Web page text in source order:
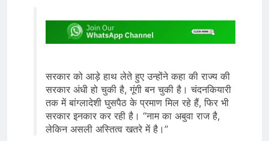
सरकार को आड़े हाथ लेते हुए उन्होंने कहा की राज्य की
सरकार अंधी हो चुकी है, गूंगी बन चुकी है। चंदनकियारी
तक में बांग्लादेशी घुसपैठ के प्रमाण मिल रहे हैं, फिर भी
सरकार इनकार कर रही है। “नाम का अबुवा राज है,
लेकिन असली अस्तित्व खतरे में है।”